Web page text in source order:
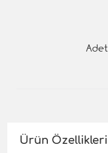
Adet
Ürün Özellikleri